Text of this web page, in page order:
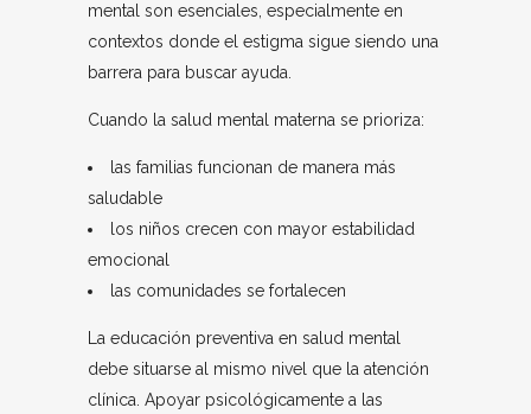
mental son esenciales, especialmente en
contextos donde el estigma sigue siendo una
barrera para buscar ayuda.
Cuando la salud mental materna se prioriza:
las familias funcionan de manera más
saludable
los niños crecen con mayor estabilidad
emocional
las comunidades se fortalecen
La educación preventiva en salud mental
debe situarse al mismo nivel que la atención
clínica. Apoyar psicológicamente a las